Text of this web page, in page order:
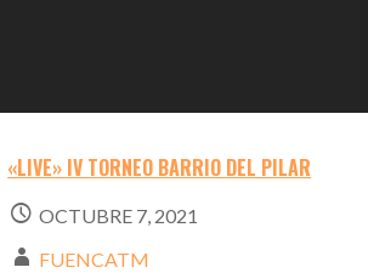
«LIVE» IV TORNEO BARRIO DEL PILAR
OCTUBRE 7, 2021
FUENCATM